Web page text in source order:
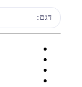
דגם: